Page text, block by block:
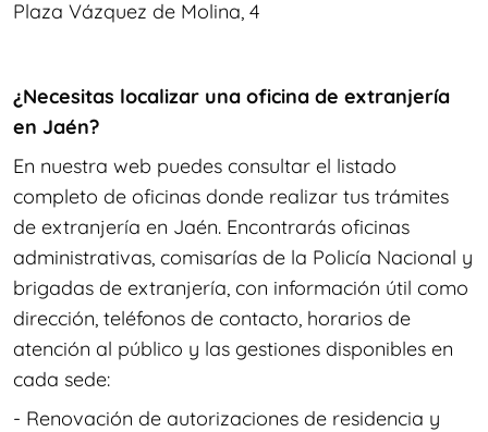
Plaza Vázquez de Molina, 4
¿Necesitas localizar una oficina de extranjería
en Jaén?
En nuestra web puedes consultar el listado
completo de oficinas donde realizar tus trámites
de extranjería en Jaén. Encontrarás oficinas
administrativas, comisarías de la Policía Nacional y
brigadas de extranjería, con información útil como
dirección, teléfonos de contacto, horarios de
atención al público y las gestiones disponibles en
cada sede:
- Renovación de autorizaciones de residencia y